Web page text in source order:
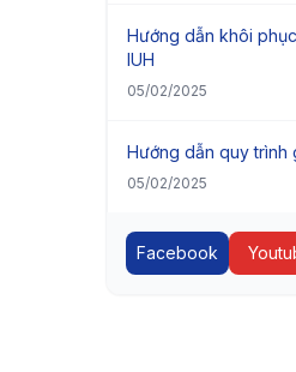
Hướng dẫn khôi
IUH
05/02/2025
Hướng dẫn quy trình
05/02/2025
Facebook